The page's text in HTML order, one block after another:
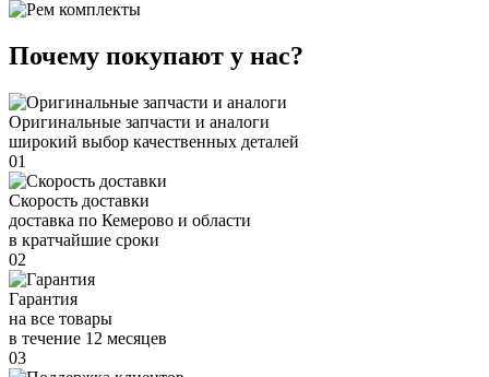
Почему покупают у нас?
Оригинальные запчасти и аналоги
широкий выбор качественных деталей
01
Скорость доставки
доставка по Кемерово и области
в кратчайшие сроки
02
Гарантия
на все товары
в течение 12 месяцев
03